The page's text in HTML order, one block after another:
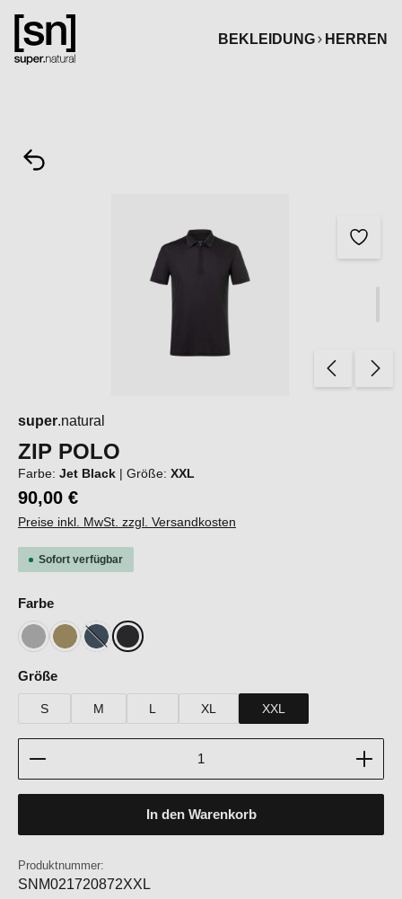
springen
BEKLEIDUNG
HERREN
super.natural
ZIP POLO
Farbe: Jet Black | Größe: XXL
90,00 €
Preise inkl. MwSt. zzgl. Versandkosten
Sofort verfügbar
Farbeauswählen
Cashmere Grey Melange
SaharaBlueberry
(Diese Option ist zurzeit nicht verfügbar.)
Jet Black
Größeauswählen
S M L XL XXL
Produkt Anzahl: Gib den gewünschten Wert ein
In den Warenkorb
Produktnummer:
SNM021720872XXL